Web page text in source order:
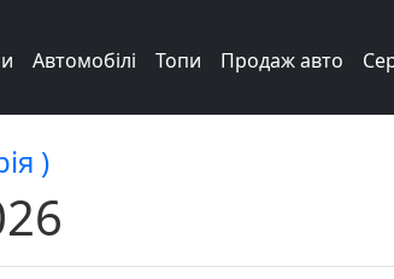
Автомобілі Топи Продаж авто
)